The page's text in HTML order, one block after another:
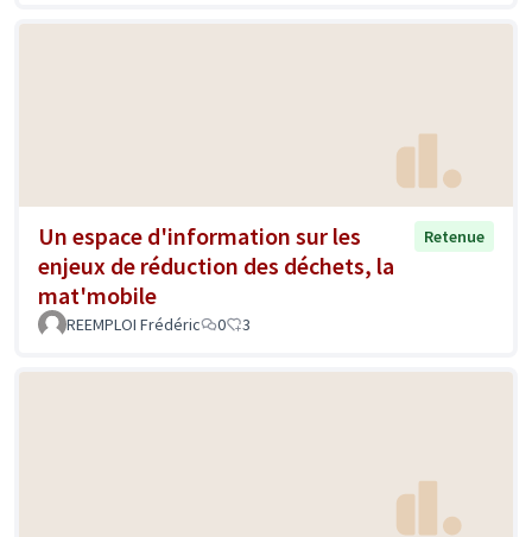
Un espace d'information sur les
enjeux de réduction des déchets, la
mat'mobile
Retenue
REEMPLOI Frédéric 0 3